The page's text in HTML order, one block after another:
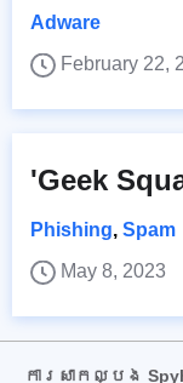
Adware
February 22,
'Geek
Phishing, Spam
May 8, 2023
ការសាកល្បង